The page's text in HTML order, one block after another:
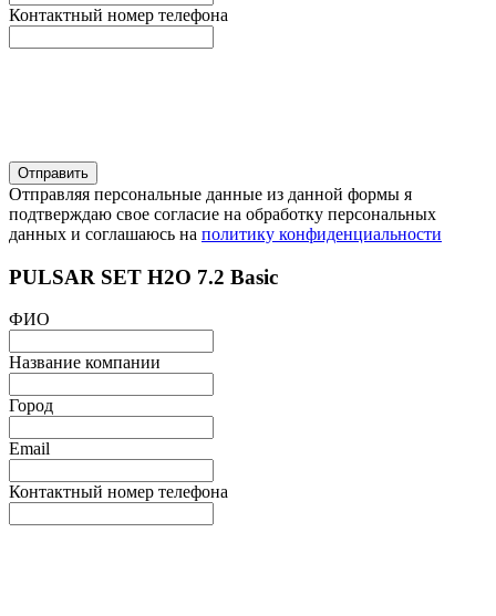
Контактный номер телефона
Отправляя персональные данные из данной формы я
подтверждаю свое согласие на обработку персональных
данных и соглашаюсь на политику конфиденциальности
PULSAR SET H2O 7.2 Basic
ФИО
Название компании
Город
Email
Контактный номер телефона